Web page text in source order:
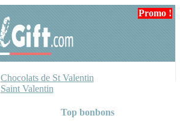
Chocolats de St Valentin
Saint Valentin
Top bonbons
Promo !
Promo !
Promo !